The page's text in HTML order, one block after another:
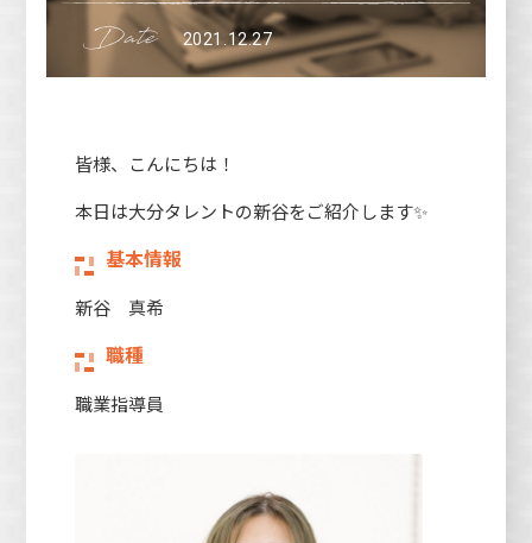
高松オフィス
2021.12.27
皆様、こんにちは！
本日は大分タレントの新谷をご紹介します✨
基本情報
新谷 真希
職種
職業指導員